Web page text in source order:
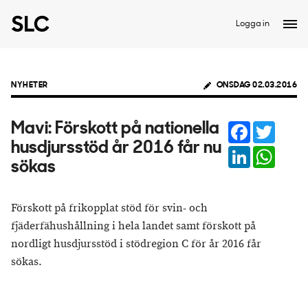
Logga in
NYHETER ONSDAG 02.03.2016
Mavi: Förskott på nationella
husdjursstöd år 2016 får nu
sökas
Facebook
LinkedIn
Förskott på frikopplat stöd för svin- och
fjäderfähushållning i hela landet samt förskott på
nordligt husdjursstöd i stödregion C för år 2016 får
sökas.